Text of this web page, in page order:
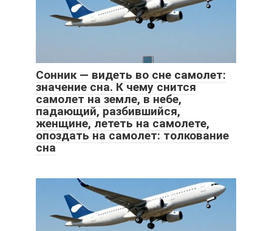
Сонник — видеть во сне самолет:
значение сна. К чему снится
самолет на земле, в небе,
падающий, разбившийся,
женщине, лететь на самолете,
опоздать на самолет: толкование
сна